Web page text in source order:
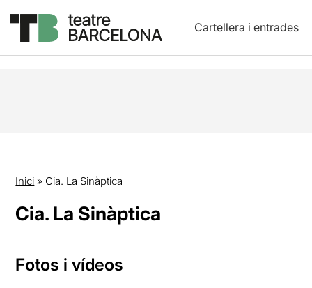
Cartellera i entrades
Inici » Cia. La Sinàptica
Cia. La Sinàptica
Fotos i vídeos